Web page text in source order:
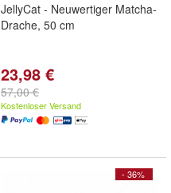
JellyCat - Neuwertiger Matcha-
Drache, 50 cm
23,98 €
57,00 €
Kostenloser Versand
- 36%